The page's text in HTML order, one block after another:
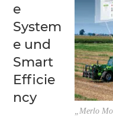
„Merlo
e
System
e und
Smart
Efficie
ncy